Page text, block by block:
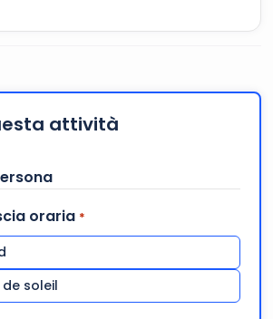
attività
oraria *
soleil